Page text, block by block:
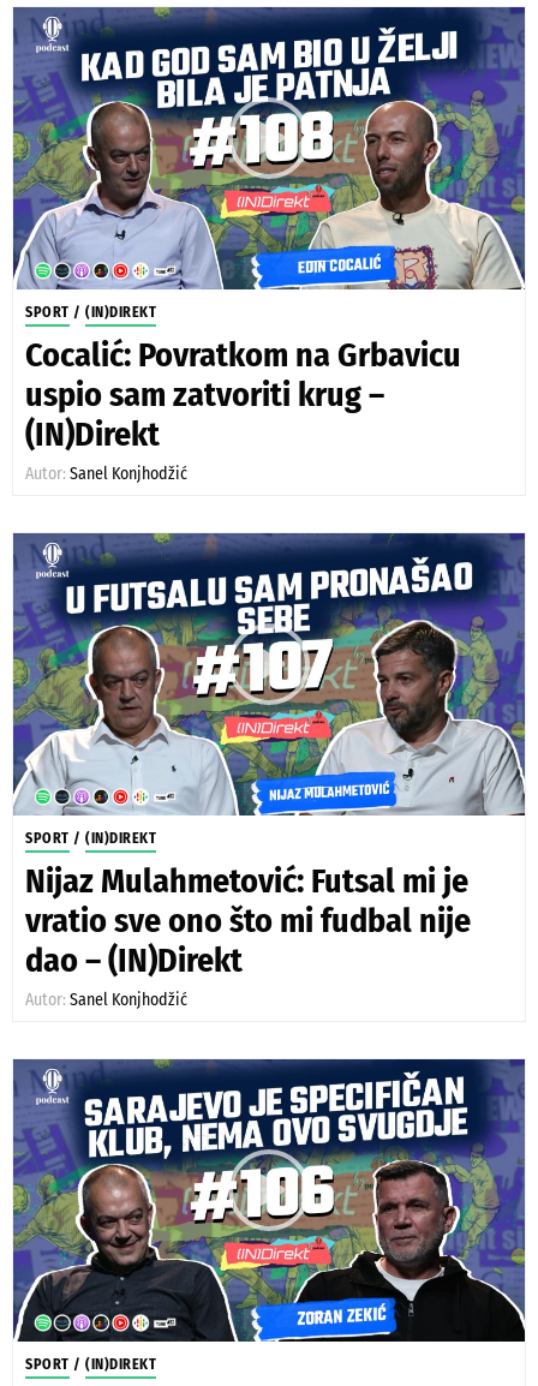
SPORT / (IN)DIREKT
Cocalić: Povratkom na Grbavicu
uspio sam zatvoriti krug –
(IN)Direkt
Autor: Sanel Konjhodžić
SPORT / (IN)DIREKT
Nijaz Mulahmetović: Futsal mi je
vratio sve ono što mi fudbal nije
dao – (IN)Direkt
Autor: Sanel Konjhodžić
SPORT / (IN)DIREKT